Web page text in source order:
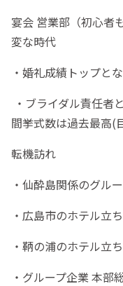
宴会 営業部（初心者
変な時代
・婚礼成績トップと
・ブライダル責任者
間挙式数は過去最高(
転機訪れ
・仙酔島関係のグル
・広島市のホテル立
・鞆の浦のホテル立
・グループ企業 本部